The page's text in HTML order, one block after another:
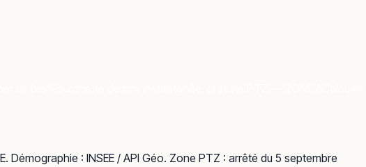
. Démographie : INSEE / API Géo. Zone PTZ : arrêté du 5 septembre